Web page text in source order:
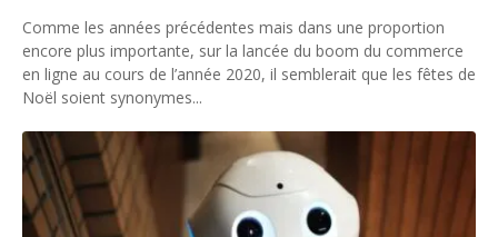
Comme les années précédentes mais dans une proportion
encore plus importante, sur la lancée du boom du commerce
en ligne au cours de l’année 2020, il semblerait que les fêtes de
Noël soient synonymes...